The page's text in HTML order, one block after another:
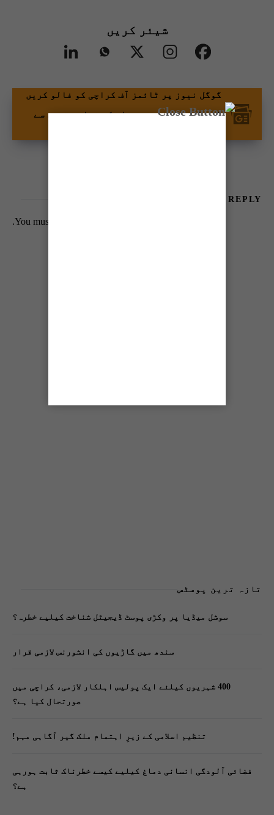
شیئر کریں
گوگل نیوز پر ٹائمز آف کراچی کو فالو کریں
اور اپنی پسندیدہ مواد کو زیادہ تیزی سے
LEAVE A REPLY
You must be
تازہ ترین پوسٹس
سوشل میڈیا پر وکڑی پوسٹ ڈیجیٹل شناخت کیلیے خطرہ؟
سندھ میں گاڑیوں کی انشورنس لازمی قرار
400 شہریوں کیلئے ایک پولیس اہلکار لازمی، کراچی میں
صورتحال کیا ہے؟
تنظیم اسلامی کے زیرِ اہتمام ملک گیر آگاہی مہم!
فضائی آلودگی انسانی دماغ کیلیے کیسے خطرناک ثابت ہورہی
ہے؟